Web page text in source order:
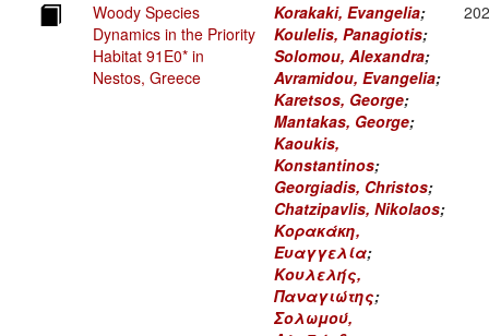
Woody Species
Dynamics in the Priority
Habitat 91E0* in
Nestos, Greece
Korakaki, Evangelia;
Koulelis, Panagiotis;
Solomou, Alexandra;
Avramidou, Evangelia;
Karetsos, George;
Mantakas, George;
Kaoukis,
Konstantinos;
Georgiadis, Christos;
Chatzipavlis, Nikolaos;
Κορακάκη,
Ευαγγελία;
Κουλελής,
Παναγιώτης;
Σολωμού,